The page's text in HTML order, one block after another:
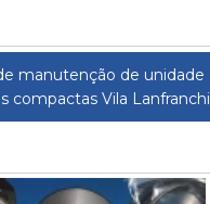
manutenção de unidade
compactas Vila Lanfranchi